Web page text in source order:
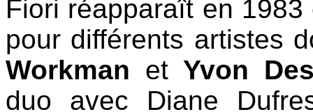
Fiori réapparaît en
pour différents artistes
Workman et Yvon
duo avec Diane